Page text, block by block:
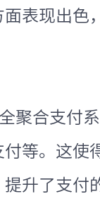
表现出色
聚合支付
等。这使
升了支付